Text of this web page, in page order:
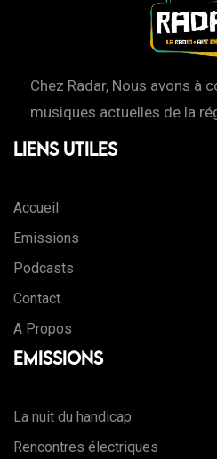
Chez Radar, Nous avons à
musiques actuelles de la
Liens Utiles
Accueil
Emissions
Podcasts
Contact
A Propos
Emissions
La nuit du handicap
Rencontres électriques